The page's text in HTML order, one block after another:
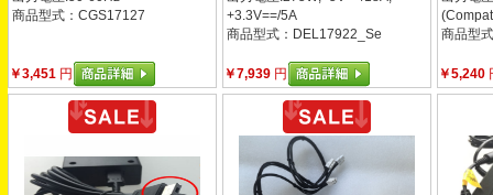
商品型式：CGS17127
￥3,451 円
+3.3V==/5A
商品型式：DEL17922_Se
￥7,939 円
商品型
￥5,240